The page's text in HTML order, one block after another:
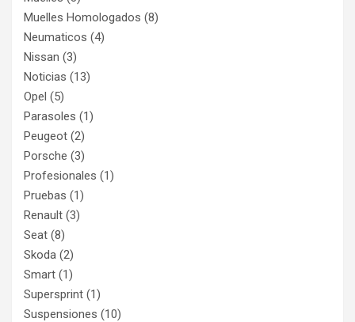
Muelles Homologados (8)
Neumaticos (4)
Nissan (3)
Noticias (13)
Opel (5)
Parasoles (1)
Peugeot (2)
Porsche (3)
Profesionales (1)
Pruebas (1)
Renault (3)
Seat (8)
Skoda (2)
Smart (1)
Supersprint (1)
Suspensiones (10)